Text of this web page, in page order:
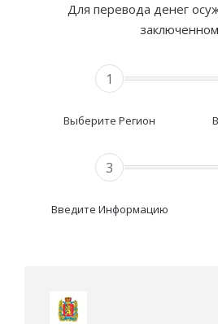
Для перевода денег
1
Выберите Регион
3
Введите Информацию